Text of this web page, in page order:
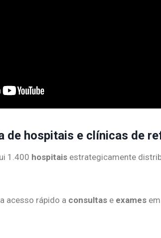
de hospitais e clínicas de
1.400 hospitais estrategicamente
acesso rápido a consultas e exames em